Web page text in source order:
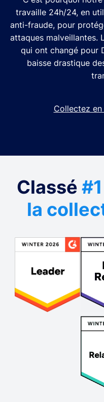
travaille 24h/24, en
anti-fraude, pour
attaques malveillantes.
qui ont changé pour
baisse drastique
Collectez
Classé #1
la